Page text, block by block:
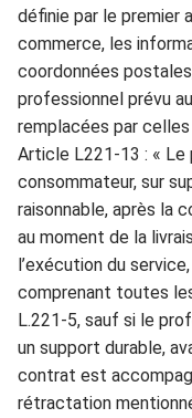
définie par le premier
commerce, les
coordonnées
professionnel prévu
remplacées par celles
Article L221-13 : «
consommateur, sur
raisonnable, après la
au moment de la
l’exécution du
comprenant toutes
L.221-5, sauf si le
un support durable,
contrat est
rétractation